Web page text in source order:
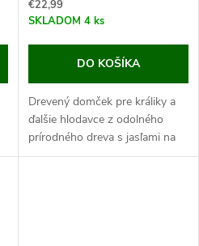
€22,99
SKLADOM 4 ks
DO KOŠÍKA
Drevený domček pre králiky a
ďalšie hlodavce z odolného
prírodného dreva s jasľami na
seno, rozmery 42x34, 5x27 cm.